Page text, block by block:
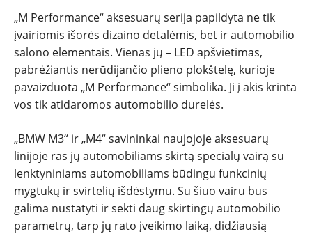
„M Performance“ aksesuarų serija papildyta ne tik
įvairiomis išorės dizaino detalėmis, bet ir automobilio
salono elementais. Vienas jų – LED apšvietimas,
pabrėžiantis nerūdijančio plieno plokštelę, kurioje
pavaizduota „M Performance“ simbolika. Ji į akis krinta
vos tik atidaromos automobilio durelės.
„BMW M3“ ir „M4“ savininkai naujojoje aksesuarų
linijoje ras jų automobiliams skirtą specialų vairą su
lenktyniniams automobiliams būdingu funkcinių
mygtukų ir svirtelių išdėstymu. Su šiuo vairu bus
galima nustatyti ir sekti daug skirtingų automobilio
parametrų, tarp jų rato įveikimo laiką, didžiausią